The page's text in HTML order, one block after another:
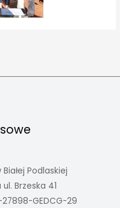
Podlaskiej
Brzeska 41
GEDCG-29